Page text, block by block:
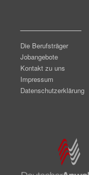
Die Berufsträger
Jobangebote
Kontakt zu uns
Impressum
Datenschutzerklärung